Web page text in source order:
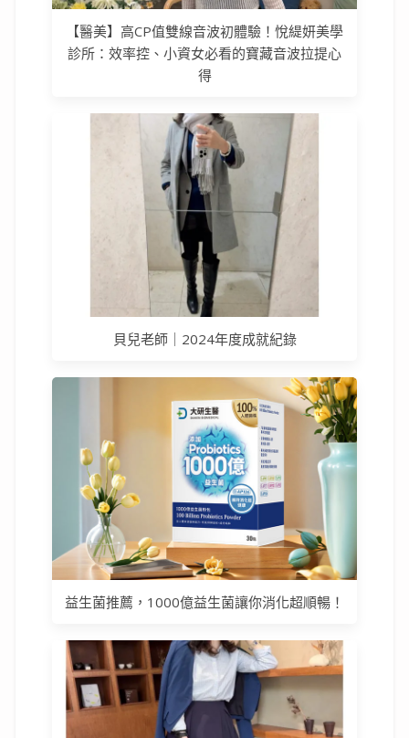
【醫美】高CP值雙線音波初體驗！悅緹妍美學
診所：效率控、小資女必看的寶藏音波拉提心
得
貝兒老師｜2024年度成就紀錄
益生菌推薦，1000億益生菌讓你消化超順暢！